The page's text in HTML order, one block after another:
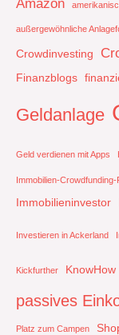
Amazon
außergewöhnliche
Crowdinvesting
Finanzblogs
Geldanlage
Geld verdienen mit Apps
Immobilien-Crowdfunding-
Immobilieninvestor
Investieren in Ackerland
Kickfurther KnowHow
passives
Platz zum Campen